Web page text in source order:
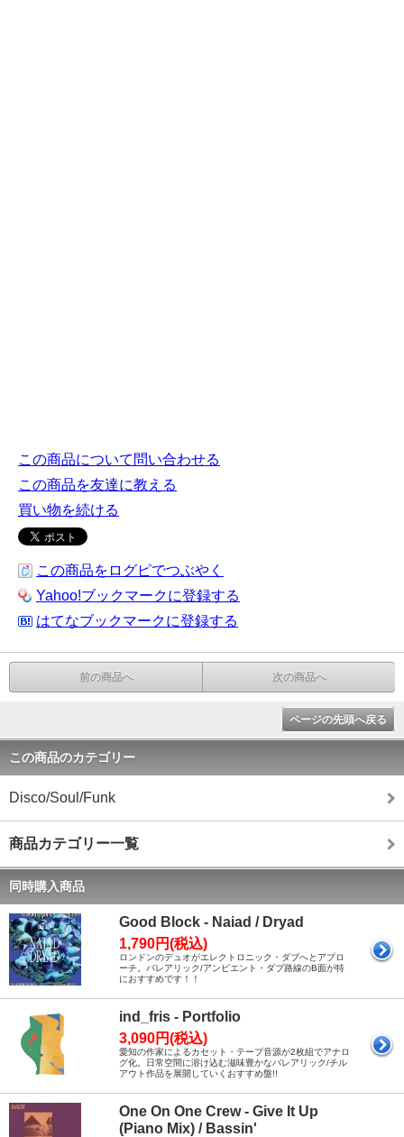
この商品について問い合わせる
この商品を友達に教える
買い物を続ける
この商品をログピでつぶやく
Yahoo!ブックマークに登録する
はてなブックマークに登録する
前の商品へ 次の商品へ
ページの先頭へ戻る
この商品のカテゴリー
Disco/Soul/Funk
商品カテゴリー一覧
同時購入商品
Good Block - Naiad / Dryad
1,790円(税込)
ロンドンのデュオがエレクトロニック・ダブへとアプロ
ーチ。バレアリック/アンビエント・ダブ路線のB面が特
におすすめです！！
ind_fris - Portfolio
3,090円(税込)
愛知の作家によるカセット・テープ音源が2枚組でアナロ
グ化。日常空間に溶け込む滋味豊かなバレアリック/チル
アウト作品を展開していくおすすめ盤!!
One On One Crew - Give It Up
(Piano Mix) / Bassin'